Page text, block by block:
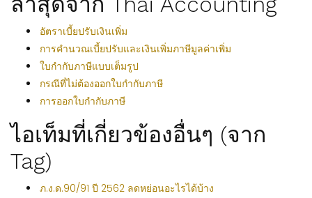
อัตราเบี้ยปรับเงินเพิ่ม
การคำนวณเบี้ยปรับและเงินเพิ่มภาษีมูลค่าเพิ่ม
ใบกำกับภาษีแบบเต็มรูป
กรณีที่ไม่ต้องออกใบกำกับภาษี
การออกใบกำกับภาษี
ไอเท็มที่เกี่ยวข้องอื่นๆ (จาก
Tag)
ภ.ง.ด.90/91 ปี 2562 ลดหย่อนอะไรได้บ้าง